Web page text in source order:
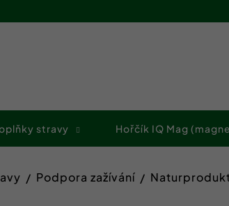
stravy Hořčík IQ Mag
Podpora zažívání